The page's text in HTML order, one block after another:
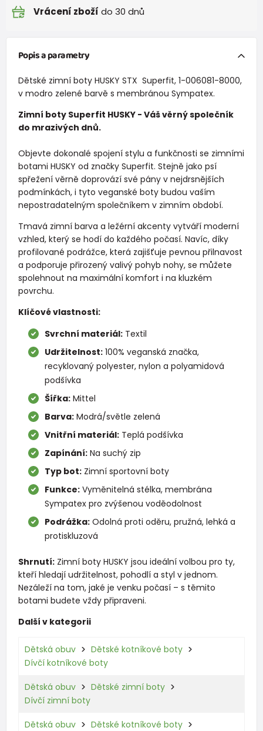
Vrácení zboží do 30 dnů
Popis a parametry
Dětské zimní boty HUSKY STX Superfit, 1-006081-8000,
v modro zelené barvě s membránou Sympatex.
Zimní boty Superfit HUSKY - Váš věrný společník
do mrazivých dnů.
Objevte dokonalé spojení stylu a funkčnosti se zimními
botami HUSKY od značky Superfit. Stejně jako psí
spřežení věrně doprovází své pány v nejdrsnějších
podmínkách, i tyto veganské boty budou vaším
nepostradatelným společníkem v zimním období.
Tmavá zimní barva a ležérní akcenty vytváří moderní
vzhled, který se hodí do každého počasí. Navíc, díky
profilované podrážce, která zajišťuje pevnou přilnavost
a podporuje přirozený valivý pohyb nohy, se můžete
spolehnout na maximální komfort i na kluzkém
povrchu.
Klíčové vlastnosti:
Svrchní materiál: Textil
Udržitelnost: 100% veganská značka,
recyklovaný polyester, nylon a polyamidová
podšívka
Šířka: Mittel
Barva: Modrá/světle zelená
Vnitřní materiál: Teplá podšívka
Zapínání: Na suchý zip
Typ bot: Zimní sportovní boty
Funkce: Vyměnitelná stélka, membrána
Sympatex pro zvýšenou voděodolnost
Podrážka: Odolná proti oděru, pružná, lehká a
protiskluzová
Shrnutí:Zimní boty HUSKY jsou ideální volbou pro ty,
kteří hledají udržitelnost, pohodlí a styl v jednom.
Nezáleží na tom, jaké je venku počasí – s těmito
botami budete vždy připraveni.
Další v kategorii
Dětská obuv
Dětské kotníkové boty
Dívčí kotníkové boty
Dětská obuv
Dětské zimní boty
Dívčí zimní boty
Dětská obuv
Dětské kotníkové boty